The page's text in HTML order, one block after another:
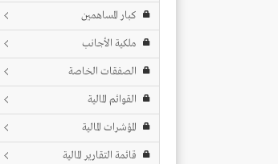
كبار المساهمين
ملكية الأجانب
الصفقات الخاصة
القوائم المالية
المؤشرات المالية
قائمة التقارير المالية